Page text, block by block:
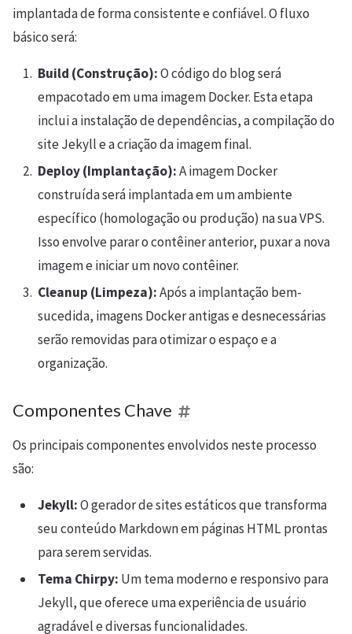
implantada de forma consistente e confiável. O fluxo
básico será:
Build (Construção):O código do blog será
empacotado em uma imagem Docker. Esta etapa
inclui a instalação de dependências, a compilação do
site Jekyll e a criação da imagem final.
Deploy (Implantação):A imagem Docker
construída será implantada em um ambiente
específico (homologação ou produção) na sua VPS.
Isso envolve parar o contêiner anterior, puxar a nova
imagem e iniciar um novo contêiner.
Cleanup (Limpeza):Após a implantação bem-
sucedida, imagens Docker antigas e desnecessárias
serão removidas para otimizar o espaço e a
organização.
Componentes Chave
Os principais componentes envolvidos neste processo
são:
Jekyll:O gerador de sites estáticos que transforma
seu conteúdo Markdown em páginas HTML prontas
para serem servidas.
Tema Chirpy: Um tema moderno e responsivo para
Jekyll, que oferece uma experiência de usuário
agradável e diversas funcionalidades.